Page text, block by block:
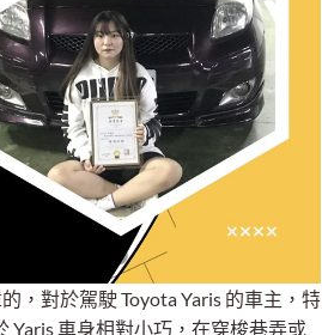
，對於駕駛 Toyota Yaris 的車主，特
Yaris 車身相對小巧，在穿梭巷弄或